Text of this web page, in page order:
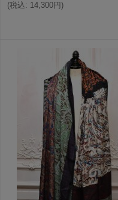
(税込: 14,300円)